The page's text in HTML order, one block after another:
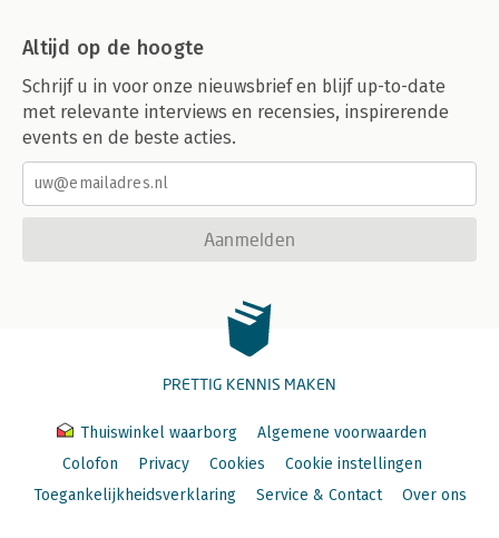
Altijd op de hoogte
Schrijf u in voor onze nieuwsbrief en blijf up-to-date
met relevante interviews en recensies, inspirerende
events en de beste acties.
Aanmelden
PRETTIG KENNIS MAKEN
Thuiswinkel waarborg
Algemene voorwaarden
Colofon
Privacy Cookies
Cookie instellingen
Toegankelijkheidsverklaring
Service & Contact Over ons